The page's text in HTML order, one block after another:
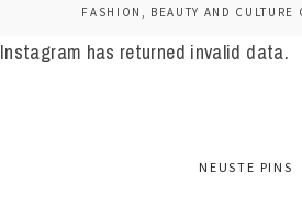
FASHION, BEAUTY AND CULTURE
Instagram has returned invalid data.
NEUSTE PINS